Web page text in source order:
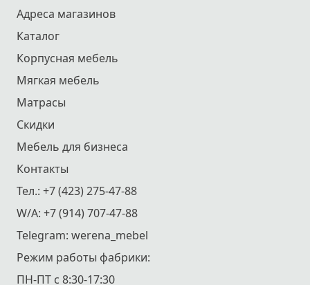
Адреса магазинов
Каталог
Корпусная мебель
Мягкая мебель
Матрасы
Скидки
Мебель для бизнеса
Контакты
Тел.: +7 (423) 275-47-88
W/A: +7 (914) 707-47-88
Telegram: werena_mebel
Режим работы фабрики:
ПН-ПТ с 8:30-17:30